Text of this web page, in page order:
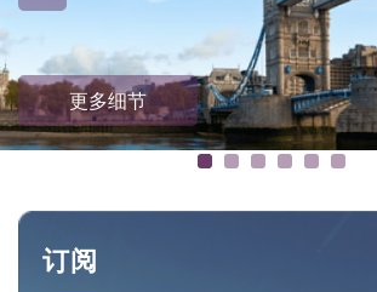
更多细节
订阅